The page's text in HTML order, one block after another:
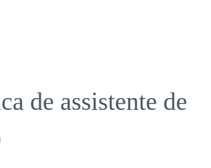
de assistente de